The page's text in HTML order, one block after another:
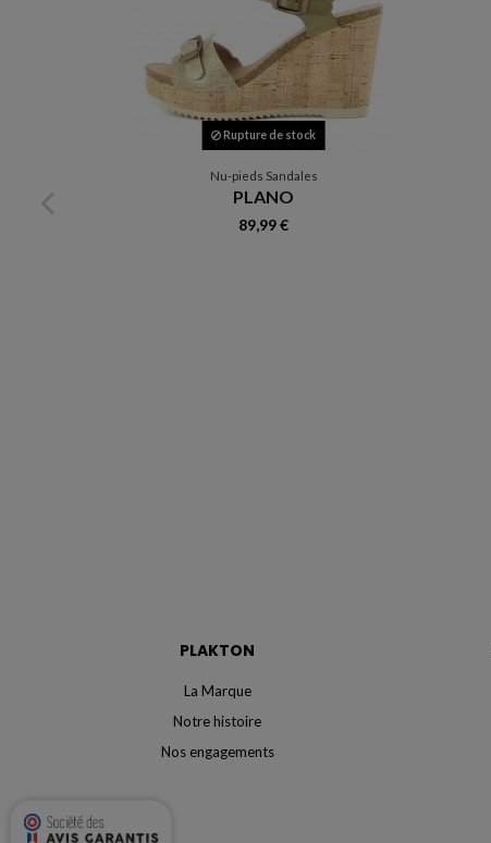
Rupture de stock
Nu-pieds Sandales
PLANO
89,99 €
PLAKTON
La Marque
Notre histoire
Nos engagements